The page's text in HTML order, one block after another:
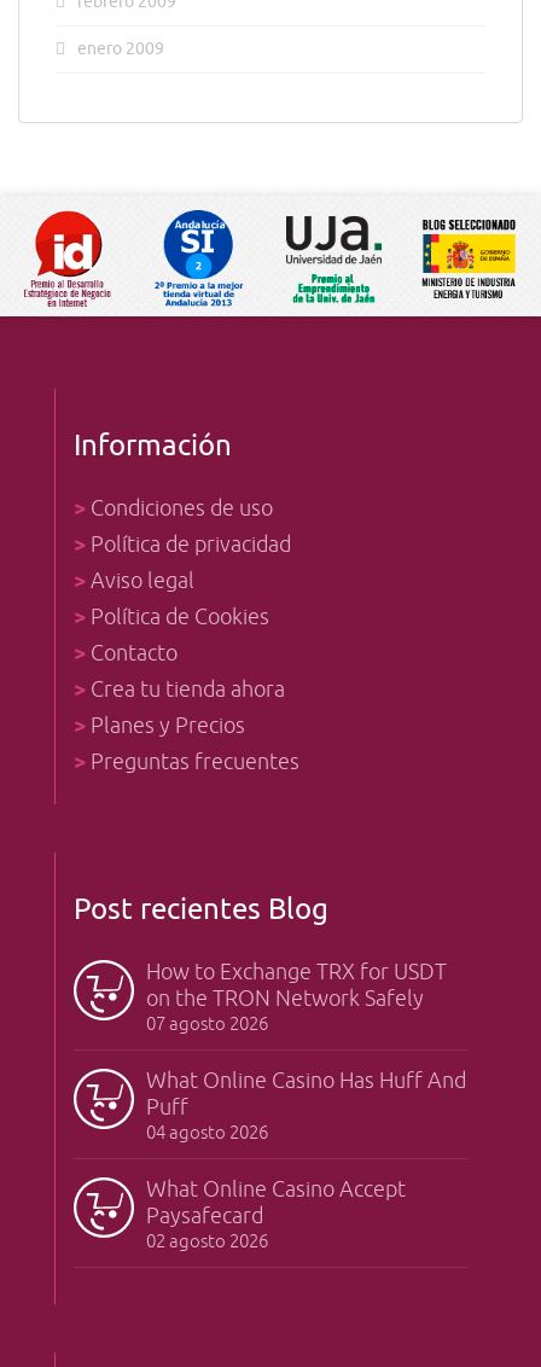
enero 2009
Información
> Condiciones de uso
> Política de privacidad
>Aviso legal
> Política de Cookies
> Contacto
> Crea tu tienda ahora
> Planes y Precios
> Preguntas frecuentes
Post recientes Blog
How to Exchange TRX for USDT
on the TRON Network Safely
07 agosto 2026
What Online Casino Has Huff And
Puff
04 agosto 2026
What Online Casino Accept
Paysafecard
02 agosto 2026